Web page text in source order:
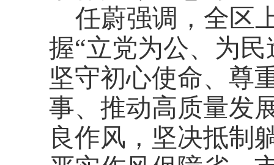
任蔚强调，全区
握“立党为公、为
坚守初心使命、尊
事、推动高质量发
良作风，坚决抵制